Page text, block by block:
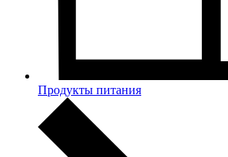
Продукты питания